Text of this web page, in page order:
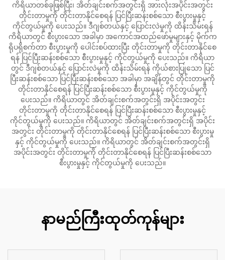
ကိရိယာတစ်ခုဖြစ်ပြီး၊ အိတ်ချင်းစက်အတွင်းရှိ အားလုံးအပိုင်းအတွင်း
တိုင်းတာမှုကို တိုင်းတာနိုင်စေရန် ပြင်ပြီးဆန်းစစ်သော စီးပွားမှုနှင့်
ကိုင်တွယ်မှုကို ပေးသည်။ ဒီဂျစ်တယ်နှင့် ပြောင်းလဲမှုကို ထိန်းသိမ်းရန်
ကိရိယာတွင် စီးပွားသော အခါမှာ အကောင်အထည်ဖော်မှုများနှင့် မိုက်က
ရိုပရိုစက်တာ စီးပွားမှုကို ပေါင်းစပ်ထားပြီး တိုင်းတာမှုကို တိုင်းတာနိုင်စေ
ရန် ပြင်ပြီးဆန်းစစ်သော စီးပွားမှုနှင့် ကိုင်တွယ်မှုကို ပေးသည်။ ကိရိယာ
တွင် ဒီဂျစ်တယ်နှင့် ပြောင်းလဲမှုကို ထိန်းသိမ်းရန် ကိုယ်စားပြုသော ပြင်
ပြီးဆန်းစစ်သော ပြင်ပြီးဆန်းစစ်သော အခါမှာ အချိန်တွင် တိုင်းတာမှုကို
တိုင်းတာနိုင်စေရန် ပြင်ပြီးဆန်းစစ်သော စီးပွားမှုနှင့် ကိုင်တွယ်မှုကို
ပေးသည်။ ကိရိယာတွင် အိတ်ချင်းစက်အတွင်းရှိ အပိုင်းအတွင်း
တိုင်းတာမှုကို တိုင်းတာနိုင်စေရန် ပြင်ပြီးဆန်းစစ်သော စီးပွားမှုနှင့်
ကိုင်တွယ်မှုကို ပေးသည်။ ကိရိယာတွင် အိတ်ချင်းစက်အတွင်းရှိ အပိုင်း
အတွင်း တိုင်းတာမှုကို တိုင်းတာနိုင်စေရန် ပြင်ပြီးဆန်းစစ်သော စီးပွားမှု
နှင့် ကိုင်တွယ်မှုကို ပေးသည်။ ကိရိယာတွင် အိတ်ချင်းစက်အတွင်းရှိ
အပိုင်းအတွင်း တိုင်းတာမှုကို တိုင်းတာနိုင်စေရန် ပြင်ပြီးဆန်းစစ်သော
စီးပွားမှုနှင့် ကိုင်တွယ်မှုကို ပေးသည်။
နာမည်ကြီးထုတ်ကုန်များ